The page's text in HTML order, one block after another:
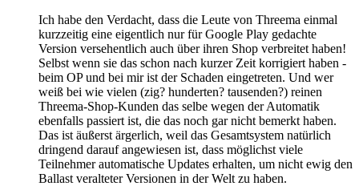
Ich habe den Verdacht, dass die Leute von Threema einmal
kurzzeitig eine eigentlich nur für Google Play gedachte
Version versehentlich auch über ihren Shop verbreitet haben!
Selbst wenn sie das schon nach kurzer Zeit korrigiert haben -
beim OP und bei mir ist der Schaden eingetreten. Und wer
weiß bei wie vielen (zig? hunderten? tausenden?) reinen
Threema-Shop-Kunden das selbe wegen der Automatik
ebenfalls passiert ist, die das noch gar nicht bemerkt haben.
Das ist äußerst ärgerlich, weil das Gesamtsystem natürlich
dringend darauf angewiesen ist, dass möglichst viele
Teilnehmer automatische Updates erhalten, um nicht ewig den
Ballast veralteter Versionen in der Welt zu haben.